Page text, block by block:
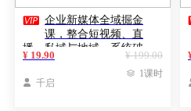
 企业新媒体全域掘金
课，整合短视频、直
播、私域与地域，系统破
局，单月创收提升百万级
¥ 199.00
¥ 19.90
 千启
 1课时